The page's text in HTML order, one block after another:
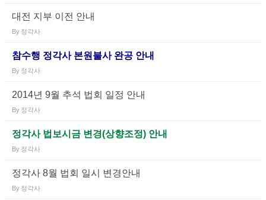
대전 지부 이전 안내
By 정각사
참수행 정각사 본원불사 완공 안내
By 정각사
2014년 9월 추석 법회 일정 안내
By 정각사
정각사 법보시금 변경(상향조정) 안내
By 정각사
정각사 8월 법회 일시 변경안내
By 정각사